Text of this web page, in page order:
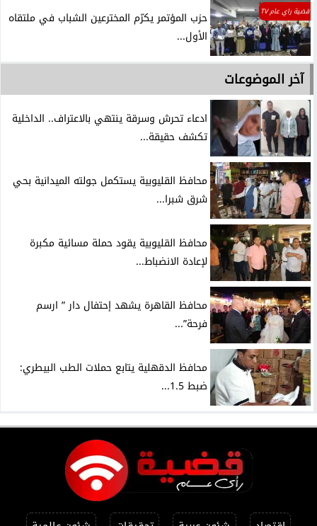
قضية راي عام TV
حزب المؤتمر يكرّم المخترعين الشباب في ملتقاه
الأول...
آخر الموضوعات
ادعاء تحرش وسرقة ينتهي بالاعتراف.. الداخلية
تكشف حقيقة...
محافظ القليوبية يستكمل جولته الميدانية بحي
شرق شبرا...
محافظ القليوبية يقود حملة مسائية مكبرة
لإعادة الانضباط...
محافظ القاهرة يشهد إحتفال دار ” ارسم
فرحة”...
محافظ الدقهلية يتابع حملات الطب البيطري:
ضبط 1.5...